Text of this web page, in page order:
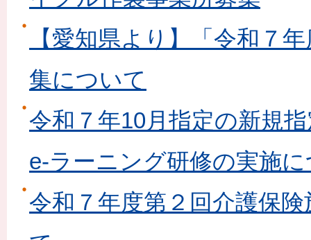
【愛知県より】「令和７
集について
令和７年10月指定の新規
e-ラーニング研修の実施
令和７年度第２回介護保